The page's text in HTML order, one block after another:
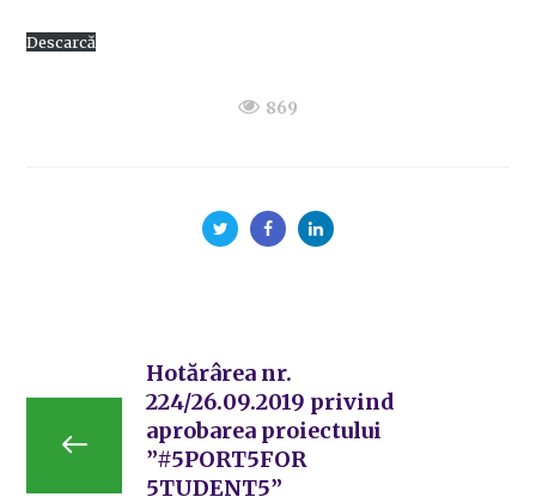
Descarcă
869
Hotărârea nr.
224/26.09.2019 privind
aprobarea proiectului
”#5PORT5FOR
5TUDENT5”